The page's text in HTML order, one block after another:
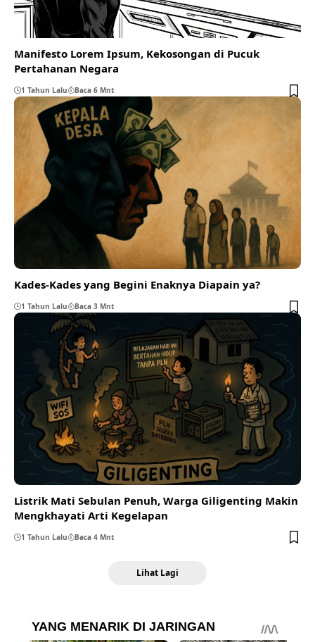
Manifesto Lorem Ipsum, Kekosongan di Pucuk
Pertahanan Negara
1 Tahun Lalu Baca 6 Mnt
Kades-Kades yang Begini Enaknya Diapain ya?
1 Tahun Lalu Baca 3 Mnt
Listrik Mati Sebulan Penuh, Warga Giligenting Makin
Mengkhayati Arti Kegelapan
1 Tahun Lalu Baca 4 Mnt
Lihat Lagi